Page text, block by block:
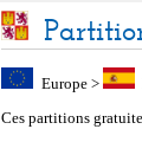
Europe>
Ces partitions